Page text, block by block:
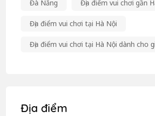
Đà Nẵng Địa điểm vui chơi gần
Địa điểm vui chơi tại Hà Nội
Địa điểm vui chơi tại Hà Nội dành cho
Địa điểm